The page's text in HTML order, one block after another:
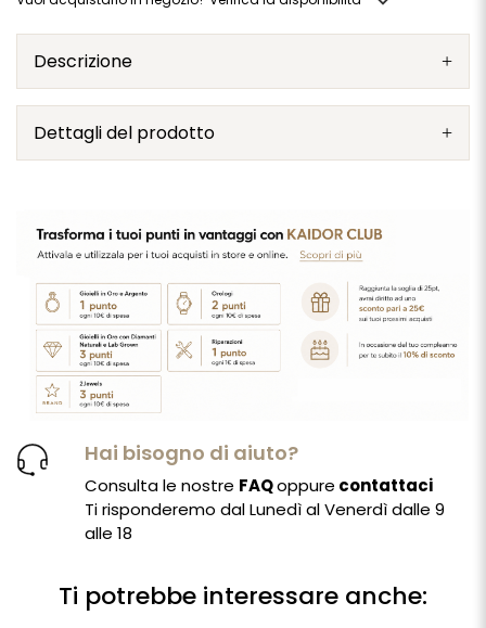
Descrizione
Dettagli del prodotto
Hai bisogno di aiuto?
Consulta le nostre FAQoppure contattaci
Ti risponderemo dal Lunedì al Venerdì dalle 9
alle 18
Ti potrebbe interessare anche: